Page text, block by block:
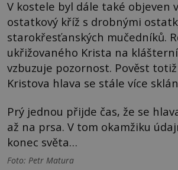
V kostele byl dále také objeven
ostatkový kříž s drobnými
starokřesťanských mučedníků.
ukřižovaného Krista na
vzbuzuje pozornost. Pověst
Kristova hlava se stále více
Prý jednou přijde čas, že se
až na prsa. V tom okamžiku
konec světa…
Foto: Petr Matura